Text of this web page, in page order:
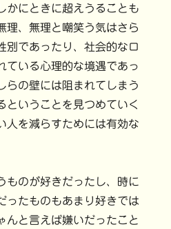
かにときに超えうることも
理、無理と嘲笑う気はさら
別であったり、社会的なロ
ている心理的な境遇であっ
らの壁には阻まれてしまう
ということを見つめていく
人を減らすためには有効な
のが好きだったし、時に
ったものもあまり好きでは
んと言えば嫌いだったこと